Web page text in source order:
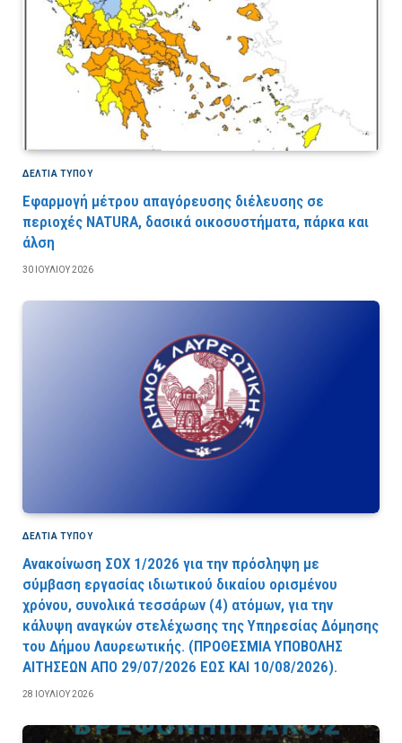
ΔΕΛΤΙΑ ΤΥΠΟΥ
Εφαρμογή μέτρου απαγόρευσης διέλευσης σε
περιοχές NATURA, δασικά οικοσυστήματα, πάρκα και
άλση
30 ΙΟΥΛΊΟΥ 2026
ΔΕΛΤΙΑ ΤΥΠΟΥ
Ανακοίνωση ΣΟΧ 1/2026 για την πρόσληψη με
σύμβαση εργασίας ιδιωτικού δικαίου ορισμένου
χρόνου, συνολικά τεσσάρων (4) ατόμων, για την
κάλυψη αναγκών στελέχωσης της Υπηρεσίας Δόμησης
του Δήμου Λαυρεωτικής. (ΠPOΘEΣMIA YΠOBOΛHΣ
AITHΣEΩN AΠO 29/07/2026 EΩΣ KAI 10/08/2026).
28 ΙΟΥΛΊΟΥ 2026